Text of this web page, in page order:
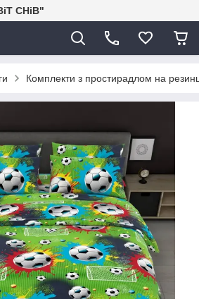
СНіВ"
Комплекти з простирадлом на